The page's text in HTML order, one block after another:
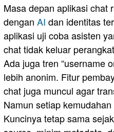
Masa depan aplikasi chat
dengan AI dan identitas
aplikasi uji coba asisten
chat tidak keluar
Ada juga tren “username
lebih anonim. Fitur
chat juga muncul agar
Namun setiap
Kuncinya tetap sama